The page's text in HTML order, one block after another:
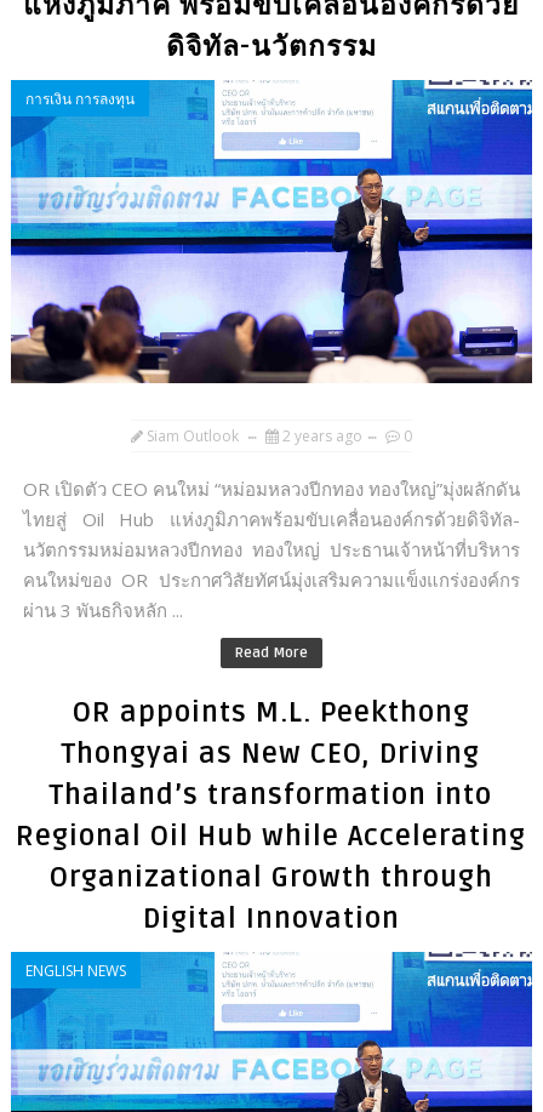
ดิจิทัล-นวัตกรรม
การเงิน การลงทุน
Siam Outlook 2 years ago 0
OR เปิดตัว CEO คนใหม่ “หม่อมหลวงปีกทอง ทองใหญ่”มุ่งผลักดัน
ไทยสู่ Oil Hub แห่งภูมิภาคพร้อมขับเคลื่อนองค์กรด้วยดิจิทัล-
นวัตกรรมหม่อมหลวงปีกทอง ทองใหญ่ ประธานเจ้าหน้าที่บริหาร
คนใหม่ของ OR ประกาศวิสัยทัศน์มุ่งเสริมความแข็งแกร่งองค์กร
ผ่าน 3 พันธกิจหลัก ...
Read More
OR appoints M.L. Peekthong
Thongyai as New CEO, Driving
Thailand’s transformation into
Regional Oil Hub while Accelerating
Organizational Growth through
Digital Innovation
ENGLISH NEWS